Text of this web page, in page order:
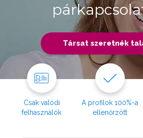
Társat szeretnék
Csak valódi
felhasználók
A profilok 100%-a
ellenőrzött